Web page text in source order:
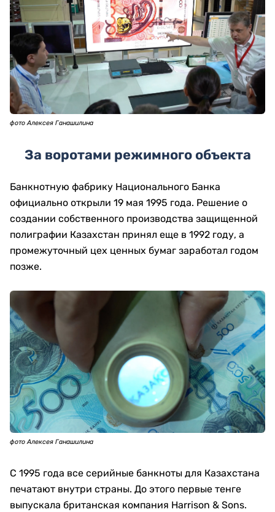
фото Алексея Ганашилина
За воротами режимного объекта
Банкнотную фабрику Национального Банка
официально открыли 19 мая 1995 года. Решение о
создании собственного производства защищенной
полиграфии Казахстан принял еще в 1992 году, а
промежуточный цех ценных бумаг заработал годом
позже.
фото Алексея Ганашилина
С 1995 года все серийные банкноты для Казахстана
печатают внутри страны. До этого первые тенге
выпускала британская компания Harrison & Sons.